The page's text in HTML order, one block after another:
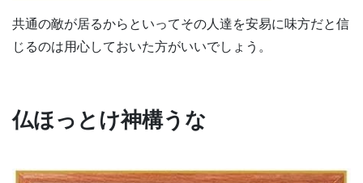
共通の敵が居るからといってその人達を安易に味方だと信
じるのは用心しておいた方がいいでしょう。
仏ほっとけ神構うな